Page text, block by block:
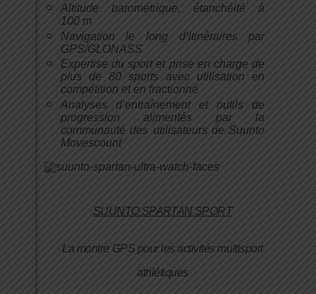
Altitude barométrique, étanchéité à
100 m
Navigation le long d’itinéraires par
GPS/GLONASS
Expertise du sport et prise en charge de
plus de 80 sports avec utilisation en
compétition et en fractionné
Analyses d’entraînement et outils de
progression alimentés par la
communauté des utilisateurs de Suunto
Movescount
SUUNTO SPARTAN SPORT
La montre GPS pour les activités multisport
athlétiques